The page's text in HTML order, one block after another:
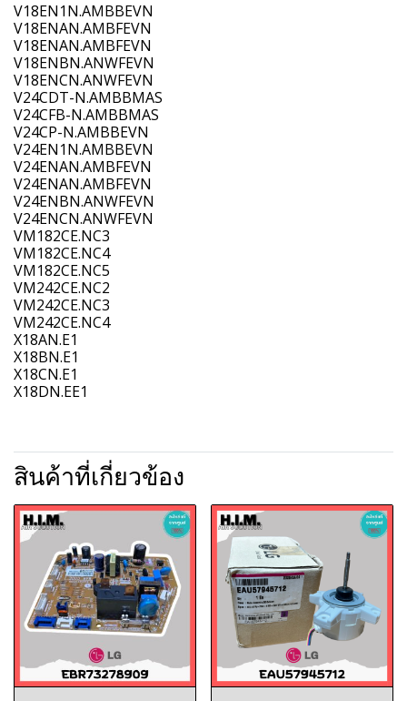
V18EN1N.AMBBEVN
V18ENAN.AMBFEVN
V18ENAN.AMBFEVN
V18ENBN.ANWFEVN
V18ENCN.ANWFEVN
V24CDT-N.AMBBMAS
V24CFB-N.AMBBMAS
V24CP-N.AMBBEVN
V24EN1N.AMBBEVN
V24ENAN.AMBFEVN
V24ENAN.AMBFEVN
V24ENBN.ANWFEVN
V24ENCN.ANWFEVN
VM182CE.NC3
VM182CE.NC4
VM182CE.NC5
VM242CE.NC2
VM242CE.NC3
VM242CE.NC4
X18AN.E1
X18BN.E1
X18CN.E1
X18DN.EE1
สินค้าที่เกี่ยวข้อง